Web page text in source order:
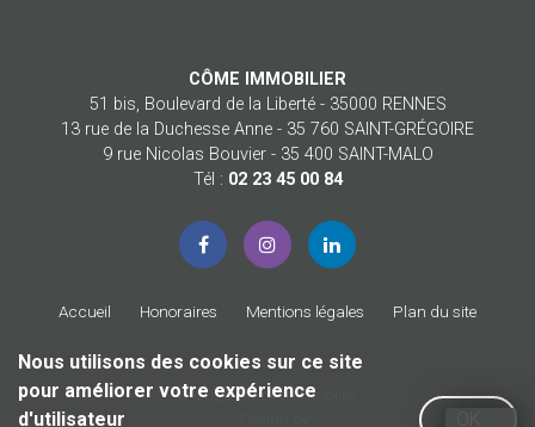
Nous utilisons des cookies sur ce site
pour améliorer votre expérience
d'utilisateur
CÔME IMMOBILIER
51 bis, Boulevard de la Liberté - 35000 RENNES
13 rue de la Duchesse Anne - 35 760 SAINT-GRÉGOIRE
9 rue Nicolas Bouvier - 35 400 SAINT-MALO
Tél : 02 23 45 00 84
Accueil Honoraires Mentions légales Plan du site
© 2026 Côme Immobilier